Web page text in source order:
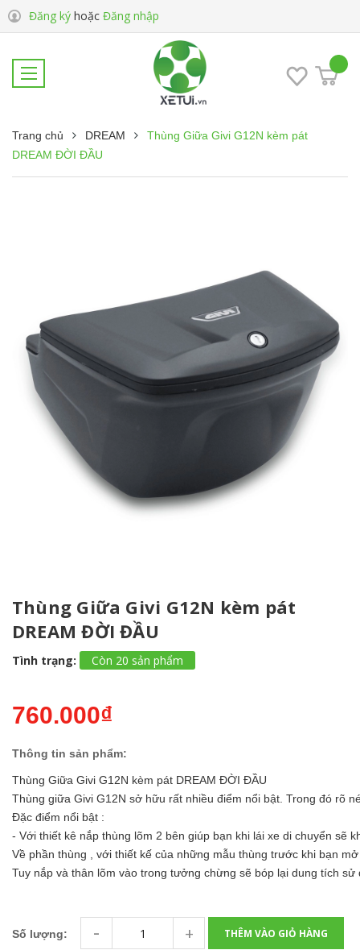
Đăng ký hoặc Đăng nhập
Trang chủ DREAM
Thùng Giữa Givi G12N kèm pát
DREAM ĐỜI ĐẦU
Thùng Giữa Givi G12N kèm pát
DREAM ĐỜI ĐẦU
Tình trạng: Còn 20 sản phẩm
760.000₫
Thông tin sản phẩm:
Thùng Giữa Givi G12N kèm pát DREAM ĐỜI ĐẦU
Thùng giữa Givi G12N sở hữu rất nhiều điểm nổi bật. Trong đó rõ
Đặc điểm nổi bật :
- Với thiết kê nắp thùng lõm 2 bên giúp bạn khi lái xe di chuyển sẽ
Về phần thùng , với thiết kế của những mẫu thùng trước khi bạn
Tuy nắp và thân lõm vào trong tưởng chừng sẽ bóp lại dung tích
Số lượng: - + THÊM VÀO GIỎ HÀNG